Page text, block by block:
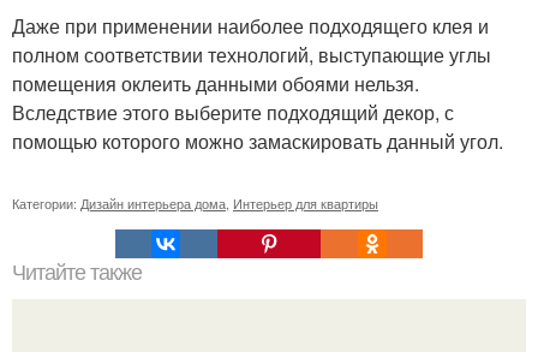
Даже при применении наиболее подходящего клея и
полном соответствии технологий, выступающие углы
помещения оклеить данными обоями нельзя.
Вследствие этого выберите подходящий декор, с
помощью которого можно замаскировать данный угол.
Категории: Дизайн интерьера дома Интерьер для квартиры
Читайте также